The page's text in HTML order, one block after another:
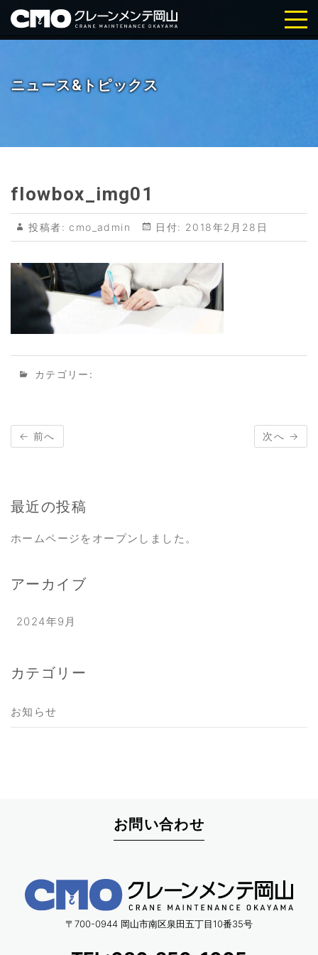
山・倉敷の天井クレーン点検・メ
ニュース&トピックス
flowbox_img01
投稿者: cmo_admin 日付: 2018年2月28日
カテゴリー:
← 前へ 次へ →
最近の投稿
ホームページをオープンしました。
アーカイブ
2024年9月
カテゴリー
お知らせ
お問い合わせ
〒700-0944 岡山市南区泉田五丁目10番35号